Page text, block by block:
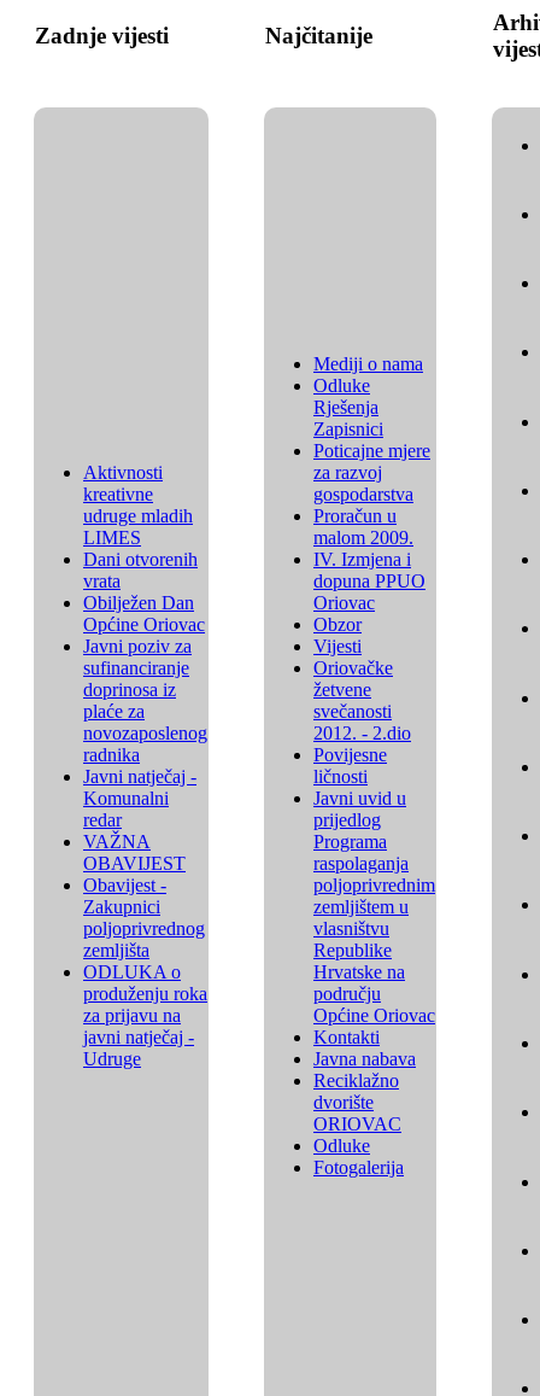
Zadnje vijesti Najčitanije
Aktivnosti
kreativne
udruge mladih
LIMES
Dani otvorenih
vrata
Obilježen Dan
Općine Oriovac
Javni poziv za
sufinanciranje
doprinosa iz
plaće za
novozaposlenog
radnika
Javni natječaj -
Komunalni
redar
VAŽNA
OBAVIJEST
Obavijest -
Zakupnici
poljoprivrednog
zemljišta
ODLUKA o
produženju roka
za prijavu na
javni natječaj -
Udruge
Mediji o nama
Odluke
Rješenja
Zapisnici
Poticajne mjere
za razvoj
gospodarstva
Proračun u
malom 2009.
IV. Izmjena i
dopuna PPUO
Oriovac
Obzor
Vijesti
Oriovačke
žetvene
svečanosti
2012. - 2.dio
Povijesne
ličnosti
Javni uvid u
prijedlog
Programa
raspolaganja
poljoprivrednim
zemljištem u
vlasništvu
Republike
Hrvatske na
području
Općine Oriovac
Kontakti
Javna nabava
Reciklažno
dvorište
ORIOVAC
Odluke
Fotogalerija